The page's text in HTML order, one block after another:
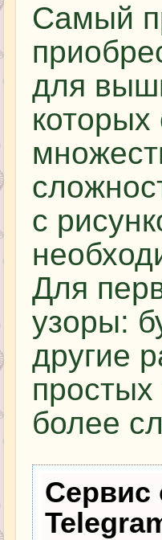
Самый
для
которых
с
Для
узоры:
другие
более
Сервис